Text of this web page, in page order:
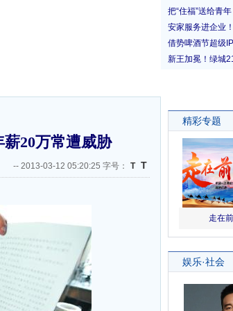
20万常遭威胁
-- 2013-03-12 05:20:25 字号： T T